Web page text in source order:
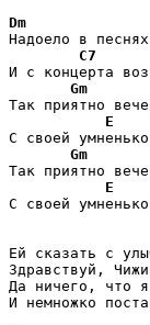
Dm
Надоело в
C7
И с концерта
Gm
Так приятно
E
С своей
Gm
Так приятно
E
С своей
Ей сказать с
Здравствуй,
Да ничего, что я
И немножко